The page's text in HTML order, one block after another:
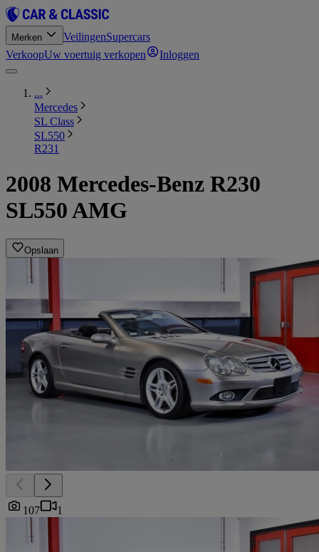
Merken VeilingenSupercars
VerkoopUw voertuig verkopen Inloggen
...
Mercedes
SL Class
SL550
R231
2008 Mercedes-Benz R230
SL550 AMG
Opslaan
107 1